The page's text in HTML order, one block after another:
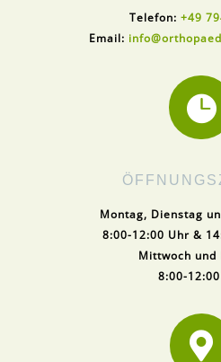
Telefon: +49
Email:

Montag, Dienstag
8:00-12:00 Uhr &
Mittwoch und
8:00-
